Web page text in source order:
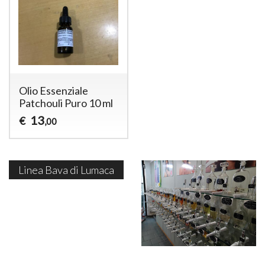
Olio Essenziale
Patchouli Puro 10 ml
€ 13,00
Linea Bava di Lumaca